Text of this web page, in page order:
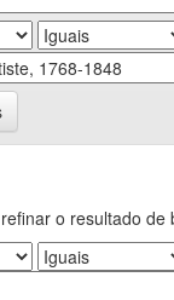
o resultado de